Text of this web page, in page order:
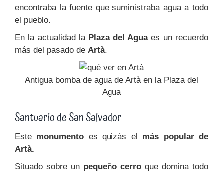
encontraba la fuente que suministraba agua a todo
el pueblo.
En la actualidad la Plaza del Aguaes un recuerdo
más del pasado de Artà.
Antigua bomba de agua de Artà en la Plaza del
Agua
Santuario de San Salvador
Este monumento es quizás el más popular de
Artà.
Situado sobre un pequeño cerro que domina todo